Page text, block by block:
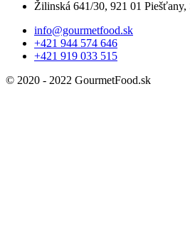
Žilinská 641/30, 921 01 Piešťany,
info@gourmetfood.sk
+421 944 574 646
+421 919 033 515
© 2020 - 2022 GourmetFood.sk